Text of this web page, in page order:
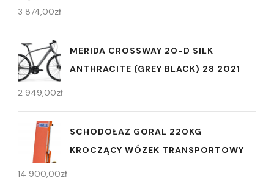
3 874,00zł
MERIDA CROSSWAY 20-D SILK
ANTHRACITE (GREY BLACK) 28 2021
2 949,00zł
SCHODOŁAZ GORAL 220KG
KROCZĄCY WÓZEK TRANSPORTOWY
14 900,00zł